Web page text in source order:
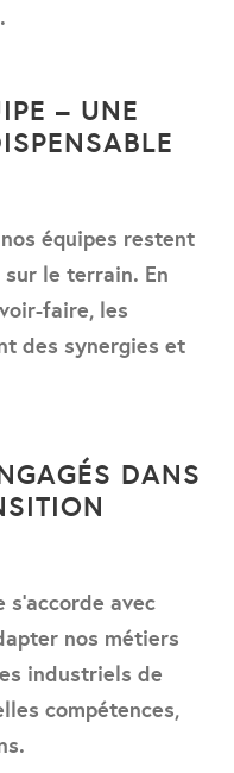
– UNE
équipes restent
le terrain. En
faire, les
des synergies et
DANS
s’accorde avec
nos métiers
industriels de
compétences,